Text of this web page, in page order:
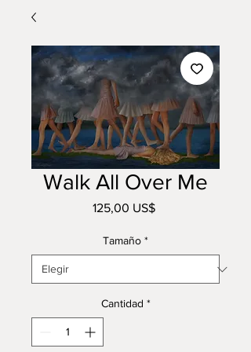
Walk All Over Me
125,00 US$Precio
Tamaño *
Cantidad *